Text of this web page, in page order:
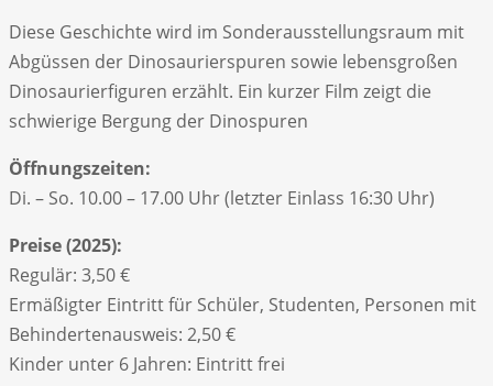
Diese Geschichte wird im Sonderausstellungsraum mit
Abgüssen der Dinosaurierspuren sowie lebensgroßen
Dinosaurierfiguren erzählt. Ein kurzer Film zeigt die
schwierige Bergung der Dinospuren
Öffnungszeiten:
Di. – So. 10.00 – 17.00 Uhr (letzter Einlass 16:30 Uhr)
Preise (2025):
Regulär: 3,50 €
Ermäßigter Eintritt für Schüler, Studenten, Personen mit
Behindertenausweis: 2,50 €
Kinder unter 6 Jahren: Eintritt frei